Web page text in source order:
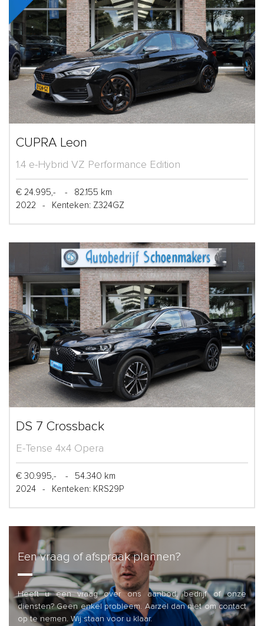
CUPRA Leon
1.4 e-Hybrid VZ Performance Edition
€ 24.995,- -
82.155 km
2022
- Kenteken: Z324GZ
DS 7 Crossback
E-Tense 4x4 Opera
€ 30.995,- -
54.340 km
2024
- Kenteken: KRS29P
Een vraag of afspraak plannen?
Heeft u een vraag over ons aanbod, bedrijf of onze
diensten? Geen enkel probleem. Aarzel dan niet om contact
op te nemen. Wij staan voor u klaar.